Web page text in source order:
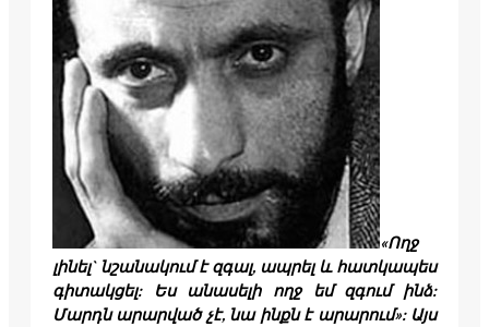
«Ողջ
լինել` նշանակում է զգալ, ապրել և հատկապես
գիտակցել: Ես անասելի ողջ եմ զգում ինձ:
Մարդն արարված չէ, նա ինքն է արարում»: Այս